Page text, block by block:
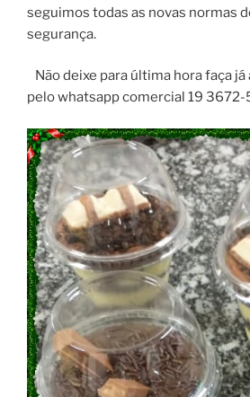
seguimos todas as novas normas
segurança.
Não deixe para última hora faça
pelo whatsapp comercial 19 3672-